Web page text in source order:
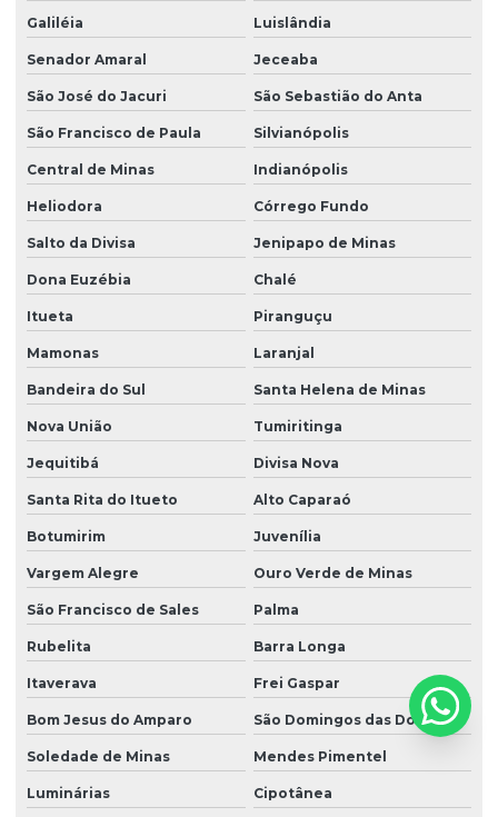
Galiléia Luislândia
Senador Amaral Jeceaba
São José do Jacuri São Sebastião do Anta
São Francisco de Paula Silvianópolis
Central de Minas Indianópolis
Heliodora Córrego Fundo
Salto da Divisa Jenipapo de Minas
Dona Euzébia Chalé
Itueta Piranguçu
Mamonas Laranjal
Bandeira do Sul Santa Helena de Minas
Nova União Tumiritinga
Jequitibá Divisa Nova
Santa Rita do Itueto Alto Caparaó
Botumirim Juvenília
Vargem Alegre Ouro Verde de Minas
São Francisco de Sales Palma
Rubelita Barra Longa
Itaverava Frei Gaspar
Bom Jesus do Amparo São Domingos das Dores
Soledade de Minas Mendes Pimentel
Luminárias Cipotânea